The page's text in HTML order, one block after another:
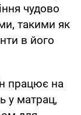
чудово
такими як
в його
працює на
у матрац,